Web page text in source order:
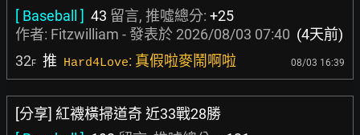
[ Baseball ] 43 留言, 推噓總分: +25
作者: Fitzwilliam - 發表於 2026/08/03 07:40 (4天前)
32F 推 Hard4Love: 真假啦麥鬧啊啦 08/03 16:39
[分享] 紅襪橫掃道奇 近33戰28勝